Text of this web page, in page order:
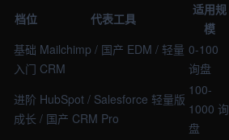
档位 代表工具
适用规
模
基础
入门
Mailchimp / 国产 EDM / 轻量
CRM
0-100
询盘
进阶
成长
HubSpot / Salesforce 轻量版
/ 国产 CRM Pro
100-
1000 询
盘